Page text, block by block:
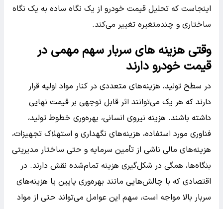
اینجاست که تحلیل قیمت خودرو از یک نگاه ساده به یک نگاه
ساختاری و چندمتغیره تغییر می‌کند.
وقتی هزینه های سربار سهم مهمی در
قیمت خودرو دارند
در سطح تولید، هزینه‌های متعددی در کنار مواد اولیه قرار
دارند که هر یک می‌توانند اثر قابل توجهی بر قیمت نهایی
داشته باشند. هزینه نیروی انسانی، بهره‌وری خطوط تولید،
فناوری مورد استفاده، هزینه‌های نگهداری و استهلاک تجهیزات،
هزینه‌های مالی ناشی از تأمین سرمایه و حتی ساختار مدیریتی
بنگاه‌ها، همگی در شکل‌گیری هزینه تمام‌شده نقش دارند. در
اقتصادی که با چالش‌هایی مانند بهره‌وری پایین یا هزینه‌های
سربار بالا مواجه است، سهم این عوامل می‌تواند حتی از مواد